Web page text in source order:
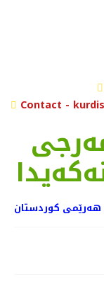
Contact -
کوردستان